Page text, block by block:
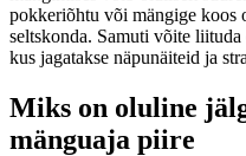
pokkeriõhtu või mängige koos
seltskonda. Samuti võite
kus jagatakse näpunäiteid ja
Miks on oluline
mänguaja piire